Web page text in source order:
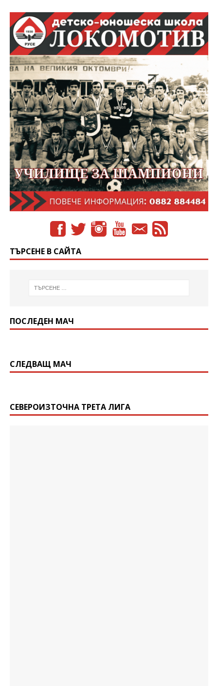
ТЪРСЕНЕ В САЙТА
ПОСЛЕДЕН МАЧ
СЛЕДВАЩ МАЧ
СЕВЕРОИЗТОЧНА ТРЕТА ЛИГА